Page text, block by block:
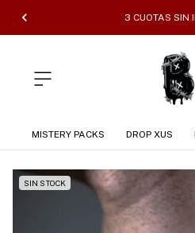
3 CUOTAS SIN
MISTERY PACKS DROP XUS
SIN STOCK